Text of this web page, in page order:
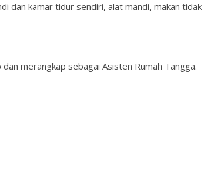
dan kamar tidur sendiri, alat mandi, makan tidak
merangkap sebagai Asisten Rumah Tangga.